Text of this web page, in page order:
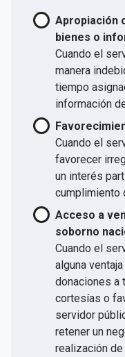
Apropiación
bienes o
Cuando el
manera
tiempo
información
Cuando el
favorecer
un interés
cumplimiento
Acceso a
soborno
Cuando el
alguna
donaciones a
cortesías o
servidor
retener un
realización